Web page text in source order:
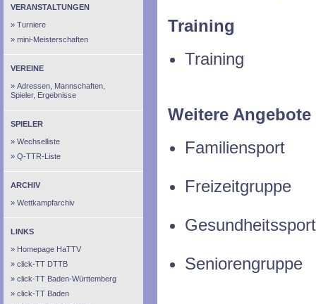
VERANSTALTUNGEN
Turniere
mini-Meisterschaften
VEREINE
Adressen, Mannschaften,
Spieler, Ergebnisse
SPIELER
Wechselliste
Q-TTR-Liste
ARCHIV
Wettkampfarchiv
LINKS
Homepage HaTTV
click-TT DTTB
click-TT Baden-Württemberg
click-TT Baden
Training
Training
Weitere Angebote
Familiensport
Freizeitgruppe
Gesundheitssport
Seniorengruppe